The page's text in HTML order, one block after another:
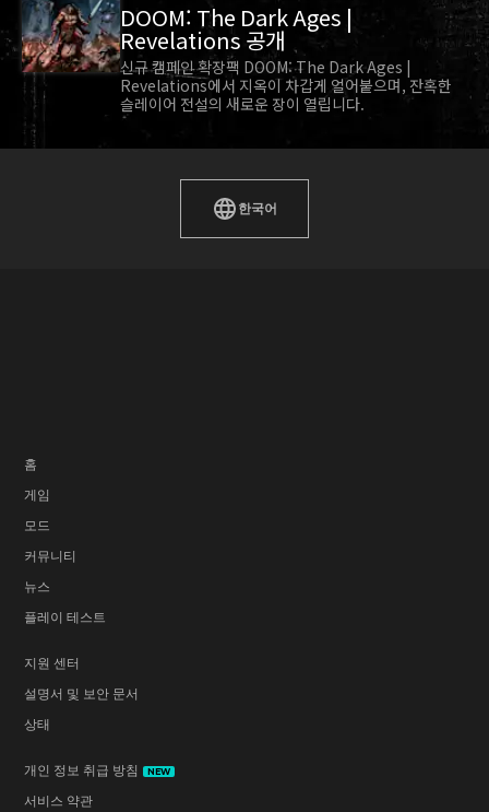
컨트롤러 진동
이제 Xbox 컨트롤러를 PC에 연결했을 때도 진동 강
도 슬라이더를 조정하는 대로 진동이 올바르게 조절
발생하던 오류를 수정했습니다.
플레이어가 코모도를 상대로 글로리 스트라이크를
사용할 때 지형을 뚫고 지나가던 오류를 수정했습니
다.
카코데몬이 벽 공격을 수행하는 동안 처치될 경우
않습니다.
바가리 챔피언의 소환 시각 효과가 이제 올바른 크
카코데몬의 방패가 사라진 후에도 공격을 잠시 동안
DOOM: The Dark Ages |
Revelations 공개
신규 캠페인 확장팩 DOOM: The Dark Ages |
Revelations에서 지옥이 차갑게 얼어붙으며, 잔혹한
슬레이어 전설의 새로운 장이 열립니다.
한국어
홈
게임
모드
커뮤니티
뉴스
플레이 테스트
지원 센터
설명서 및 보안 문서
상태
개인 정보 취급 방침 NEW
서비스 약관